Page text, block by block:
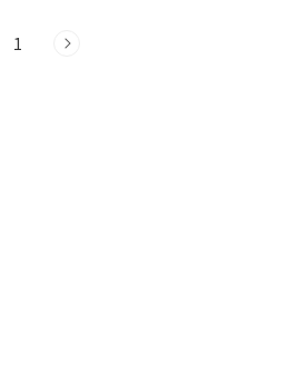
. 1. 학습자관 학습자
1